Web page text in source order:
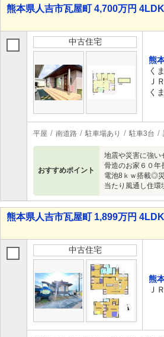
熊本県人吉市瓦屋町 4,700万円 4LDK
中古住宅
熊
く
Ｊ
く
平屋 南道路 駐車場あり 駐車3台
おすすめポイント
地震や災害に強い
骨造のお家６０
電池8ｋｗ搭載◎
当たり風通し住
熊本県人吉市瓦屋町 1,899万円 4LDK
中古住宅
熊
Ｊ